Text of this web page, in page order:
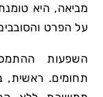
מביאה, היא
על הפרט
השפעות
תחומים. ראשית,